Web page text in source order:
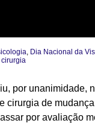
, Dia Nacional da
cirurgia
por unanimidade,
cirurgia de
por avaliação